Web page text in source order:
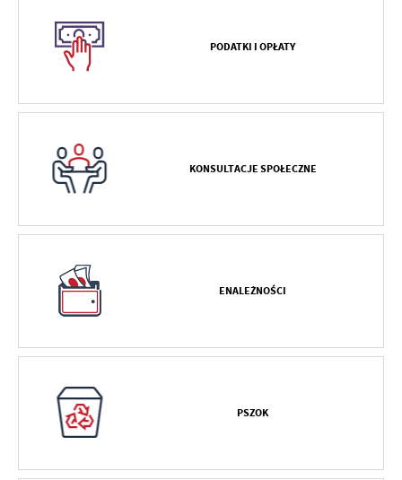
PODATKI I OPŁATY
KONSULTACJE SPOŁECZNE
ENALEŻNOŚCI
PSZOK